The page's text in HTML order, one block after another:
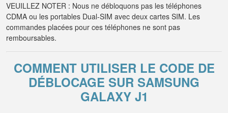
VEUILLEZ NOTER : Nous ne débloquons pas les téléphones
CDMA ou les portables Dual-SIM avec deux cartes SIM. Les
commandes placées pour ces téléphones ne sont pas
remboursables.
COMMENT UTILISER LE CODE DE
DÉBLOCAGE SUR SAMSUNG
GALAXY J1